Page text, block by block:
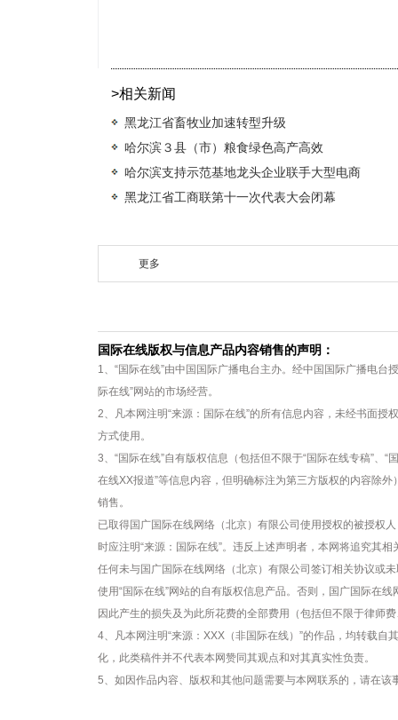
>相关新闻
黑龙江省畜牧业加速转型升级
哈尔滨３县（市）粮食绿色高产高效
哈尔滨支持示范基地龙头企业联手大型电商
黑龙江省工商联第十一次代表大会闭幕
更多
国际在线版权与信息产品内容销售的声明：
1、“国际在线”由中国国际广播电台主办。经中国国际广播电台
际在线”网站的市场经营。
2、凡本网注明“来源：国际在线”的所有信息内容，未经书面
方式使用。
3、“国际在线”自有版权信息（包括但不限于“国际在线专稿”、“
在线XX报道”等信息内容，但明确标注为第三方版权的内容除
销售。
已取得国广国际在线网络（北京）有限公司使用授权的被授权
时应注明“来源：国际在线”。违反上述声明者，本网将追究其相
任何未与国广国际在线网络（北京）有限公司签订相关协议或
使用“国际在线”网站的自有版权信息产品。否则，国广国际在
因此产生的损失及为此所花费的全部费用（包括但不限于律师
4、凡本网注明“来源：XXX（非国际在线）”的作品，均转载自
化，此类稿件并不代表本网赞同其观点和对其真实性负责。
5、如因作品内容、版权和其他问题需要与本网联系的，请在该